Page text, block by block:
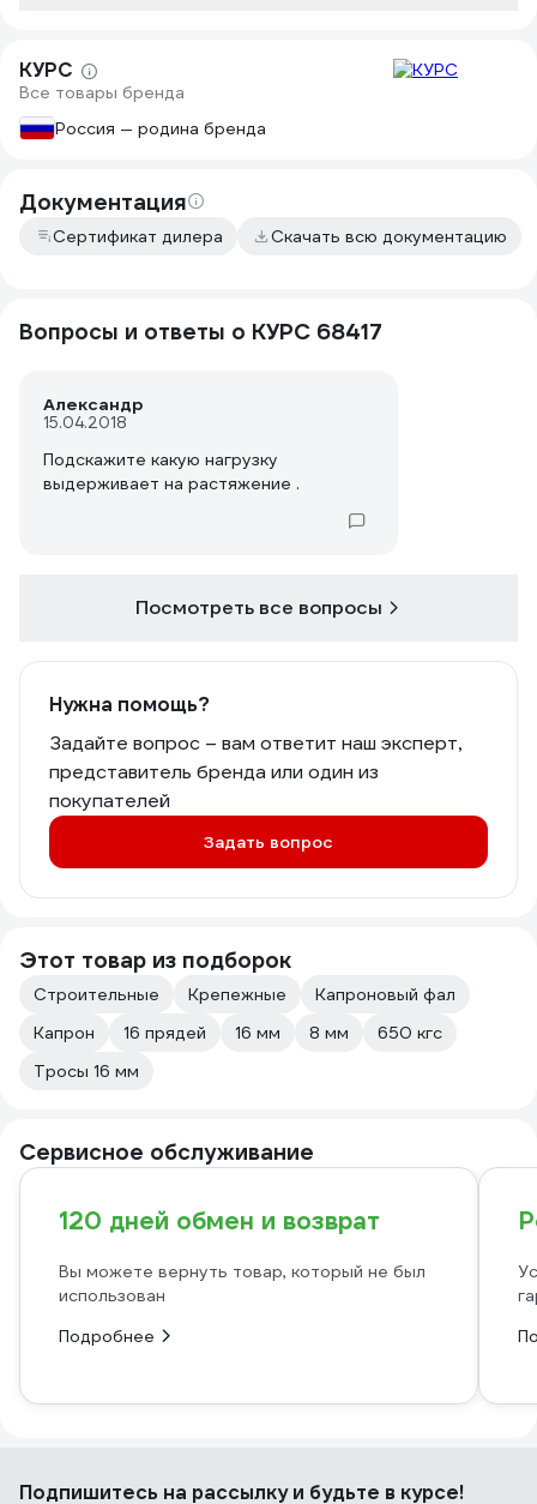
КУРС
Все товары бренда
Россия — родина бренда
Документация
Сертификат дилера Скачать всю документацию
Вопросы и ответы о КУРС 68417
Александр
15.04.2018
Подскажите какую нагрузку
выдерживает на растяжение .
Посмотреть все вопросы
Нужна помощь?
Задайте вопрос – вам ответит наш эксперт,
представитель бренда или один из
покупателей
Задать вопрос
Этот товар из подборок
Строительные Крепежные
Капроновый фал
Капрон
16 прядей 16 мм 8 мм
650 кгс
Тросы 16 мм
Сервисное обслуживание
120 дней обмен и возврат
Вы можете вернуть товар, который не был
использован
Подробнее
Подпишитесь на рассылкуи будьте в курсе!